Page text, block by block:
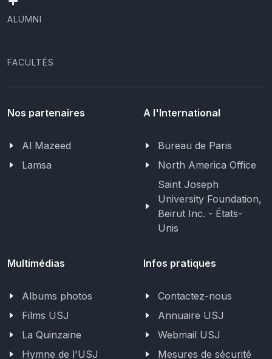
ALUMNI
FACULTÉS
Nos partenaires
Al Mazeed
Lamsa
A l'International
Bureau de Paris
North America Office
Saint Joseph
University Foundation,
Beirut Inc. - États-
Unis
Multimédias
Albums photos
Films USJ
La Quinzaine
Hymne de l'USJ
Infos pratiques
Contactez-nous
Annuaire USJ
Webmail USJ
Mesures de sécurité